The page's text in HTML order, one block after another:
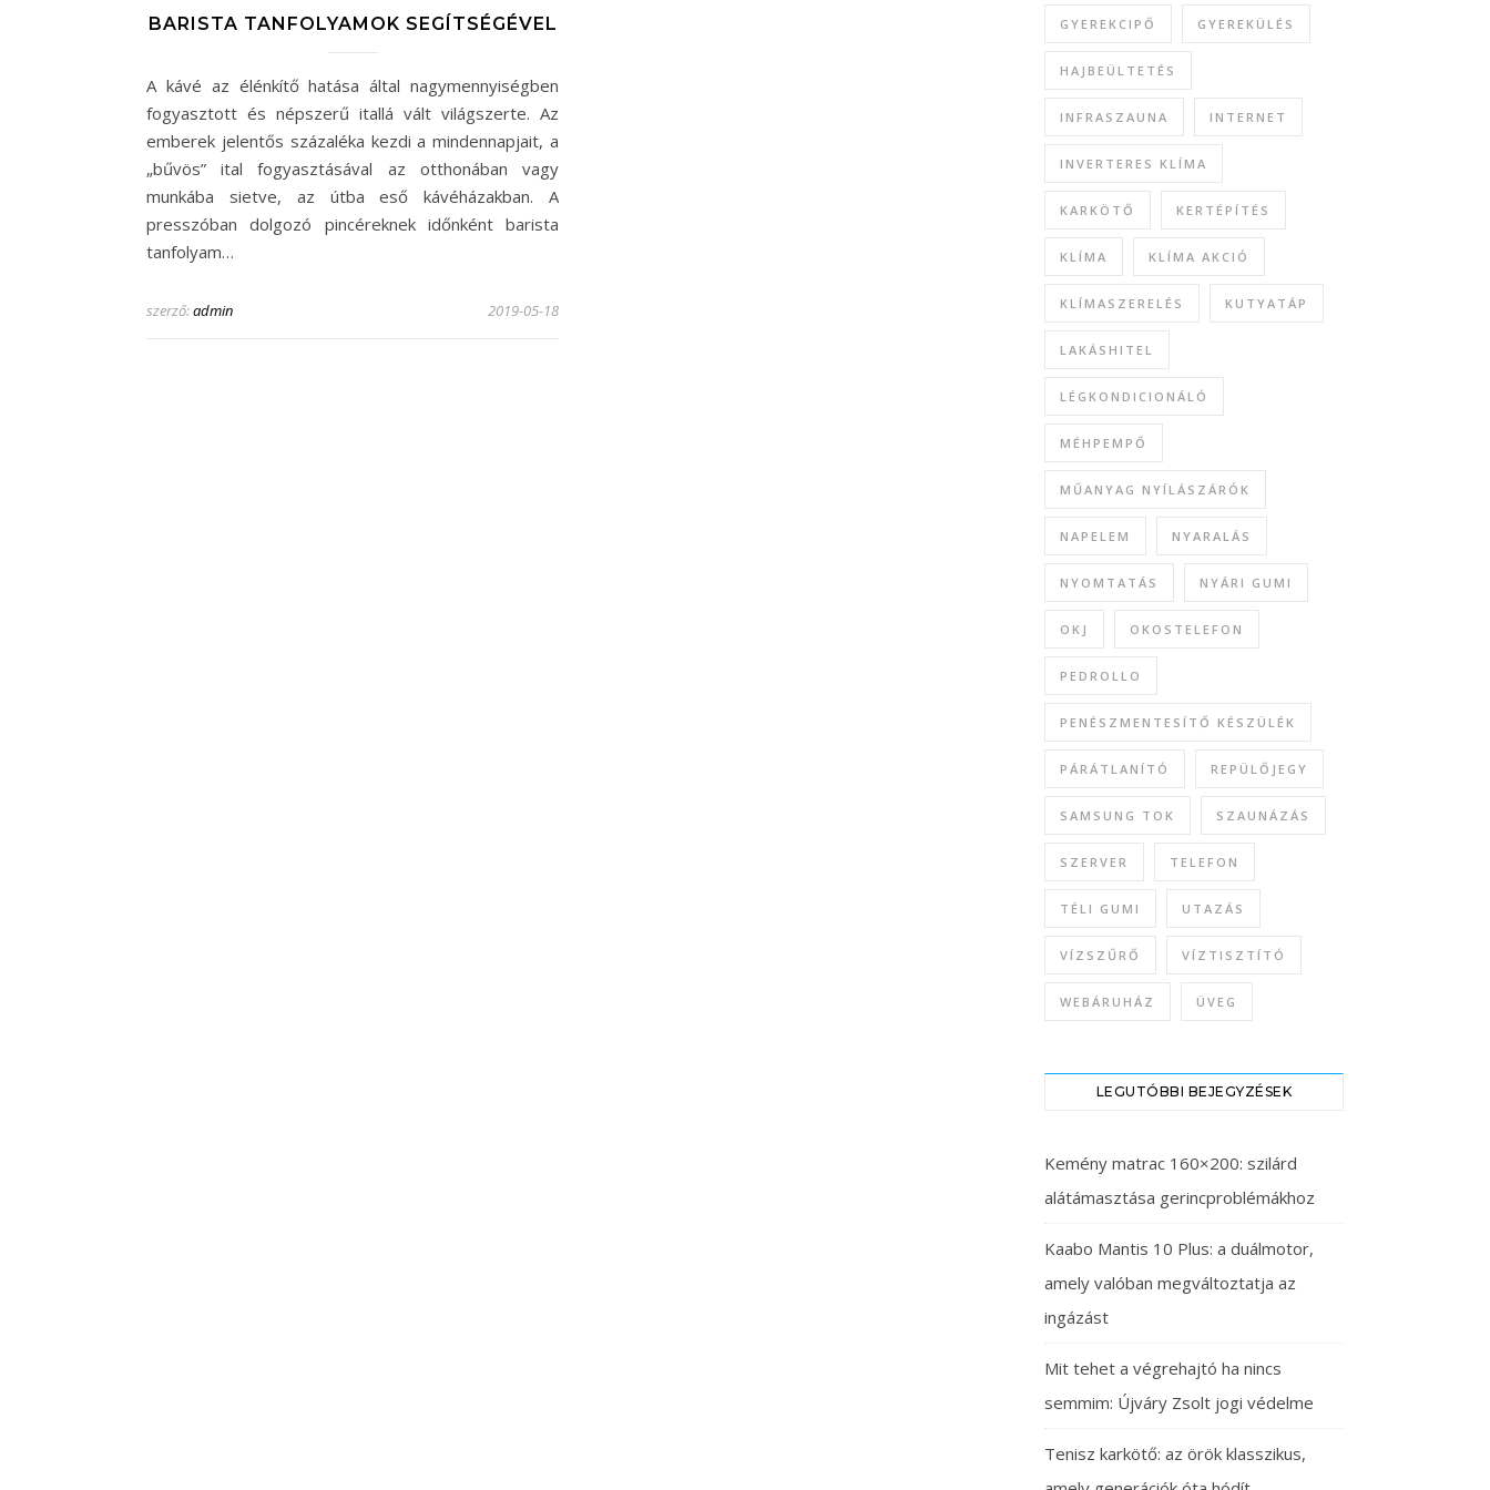
BARISTA TANFOLYAMOK SEGÍTSÉGÉVEL
A kávé az élénkítő hatása által nagymennyiségben
fogyasztott és népszerű itallá vált világszerte. Az
emberek jelentős százaléka kezdi a mindennapjait, a
„bűvös” ital fogyasztásával az otthonában vagy
munkába sietve, az útba eső kávéházakban. A
presszóban dolgozó pincéreknek időnként barista
tanfolyam…
szerző:admin 2019-05-18
GYEREKCIPŐ GYEREKÜLÉS
HAJBEÜLTETÉS
INFRASZAUNA INTERNET
INVERTERES KLÍMA
KARKÖTŐ KERTÉPÍTÉS
KLÍMA KLÍMA AKCIÓ
KLÍMASZERELÉS KUTYATÁP
LAKÁSHITEL
LÉGKONDICIONÁLÓ
MÉHPEMPŐ
MŰANYAG NYÍLÁSZÁRÓK
NAPELEM NYARALÁS
NYOMTATÁS NYÁRI GUMI
OKJ OKOSTELEFON
PEDROLLO
PENÉSZMENTESÍTŐ KÉSZÜLÉK
PÁRÁTLANÍTÓ REPÜLŐJEGY
SAMSUNG TOK SZAUNÁZÁS
SZERVER TELEFON
TÉLI GUMI UTAZÁS
VÍZSZŰRŐ VÍZTISZTÍTÓ
WEBÁRUHÁZ ÜVEG
LEGUTÓBBI BEJEGYZÉSEK
Kemény matrac 160×200: szilárd
alátámasztása gerincproblémákhoz
Kaabo Mantis 10 Plus: a duálmotor,
amely valóban megváltoztatja az
ingázást
Mit tehet a végrehajtó ha nincs
semmim: Újváry Zsolt jogi védelme
Tenisz karkötő: az örök klasszikus,